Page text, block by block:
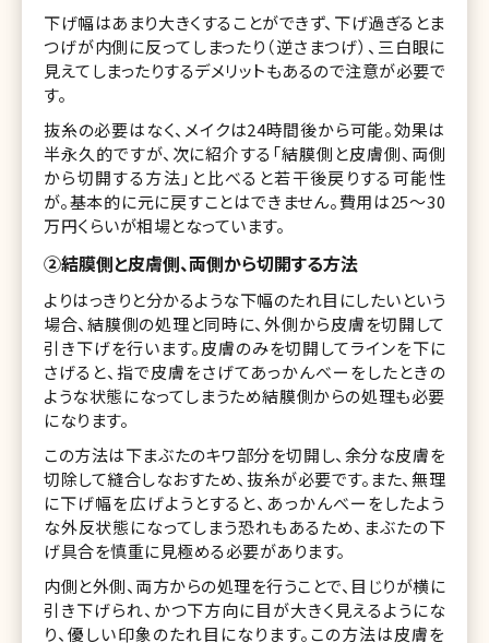
下げ幅はあまり大きくすることができず、下げ過ぎるとま
つげが内側に反ってしまったり（逆さまつげ）、三白眼に
見えてしまったりするデメリットもあるので注意が必要で
す。
抜糸の必要はなく、メイクは24時間後から可能。効果は
半永久的ですが、次に紹介する「結膜側と皮膚側、両側
から切開する方法」と比べると若干後戻りする可能性
が。基本的に元に戻すことはできません。費用は25〜30
万円くらいが相場となっています。
②結膜側と皮膚側、両側から切開する方法
よりはっきりと分かるような下幅のたれ目にしたいという
場合、結膜側の処理と同時に、外側から皮膚を切開して
引き下げを行います。皮膚のみを切開してラインを下に
さげると、指で皮膚をさげてあっかんべーをしたときの
ような状態になってしまうため結膜側からの処理も必要
になります。
この方法は下まぶたのキワ部分を切開し、余分な皮膚を
切除して縫合しなおすため、抜糸が必要です。また、無理
に下げ幅を広げようとすると、あっかんべーをしたよう
な外反状態になってしまう恐れもあるため、まぶたの下
げ具合を慎重に見極める必要があります。
内側と外側、両方からの処理を行うことで、目じりが横に
引き下げられ、かつ下方向に目が大きく見えるようにな
り、優しい印象のたれ目になります。この方法は皮膚を